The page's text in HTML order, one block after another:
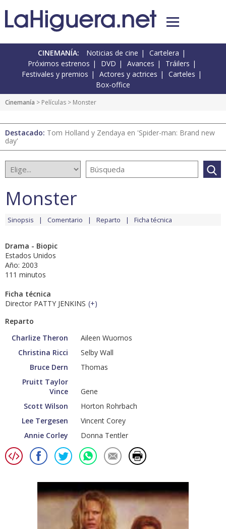
CINEMANÍA: Noticias de cine
Cartelera
Próximos estrenos
DVD Avances
Tráilers
Festivales y premios
Actores y actrices
Carteles
Box-office
Cinemanía > Películas > Monster
Destacado: Tom Holland y Zendaya en 'Spider-man: Brand new
day'
Monster
Sinopsis Comentario Reparto Ficha técnica
Drama - Biopic
Estados Unidos
Año: 2003
111 minutos
Ficha técnica
Director PATTY JENKINS (+)
Reparto
Charlize Theron
Aileen Wuornos
Christina Ricci
Selby Wall
Bruce Dern
Thomas
Pruitt Taylor
Vince
Gene
Scott Wilson
Horton Rohrbach
Lee Tergesen
Vincent Corey
Annie Corley
Donna Tentler